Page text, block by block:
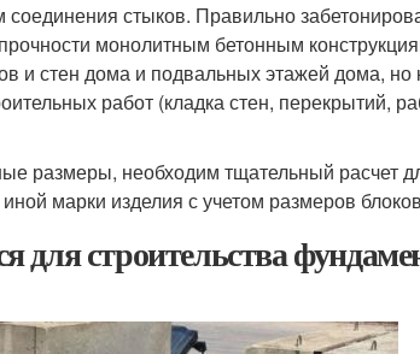
стыков. Правильно
монолитным бетонным
и стен дома и подвальных этажей дома, но
работ (кладка стен, перекрытий,
размеры, необходим тщательный расчет
марки изделия с учетом размеров
строительства